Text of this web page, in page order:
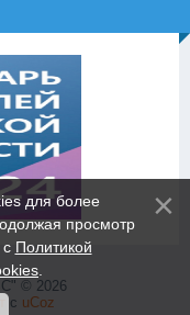
© 2026
с uCoz
для более
просмотр
Политикой